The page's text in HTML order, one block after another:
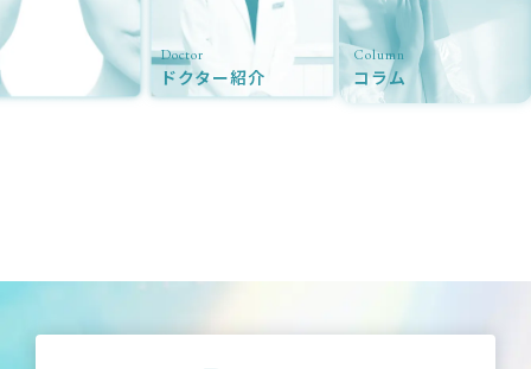
Doctor
ドクター紹介
Column
コラム